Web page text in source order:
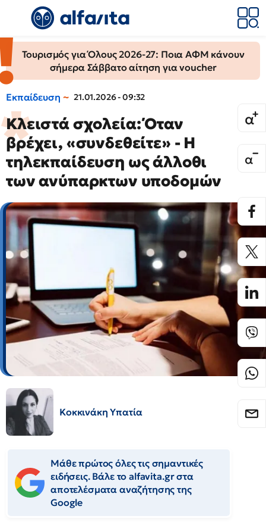
Τουρισμός για Όλους 2026-27: Ποια ΑΦΜ κάνουν
σήμερα Σάββατο αίτηση για voucher
Εκπαίδευση 21.01.2026 - 09:32
Κλειστά σχολεία: Όταν
βρέχει, «συνδεθείτε» - Η
τηλεκπαίδευση ως άλλοθι
των ανύπαρκτων υποδομών
Κοκκινάκη Υπατία
Μάθε πρώτος όλες τις σημαντικές
ειδήσεις. Βάλε το alfavita.gr στα
αποτελέσματα αναζήτησης της
Google